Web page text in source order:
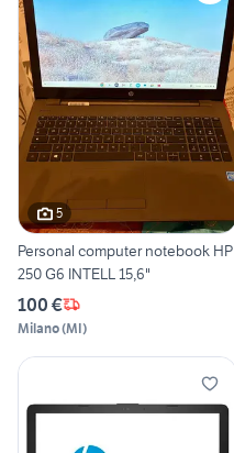
5
Personal computer notebook HP
250 G6 INTELL 15,6"
100 €
Milano(MI)